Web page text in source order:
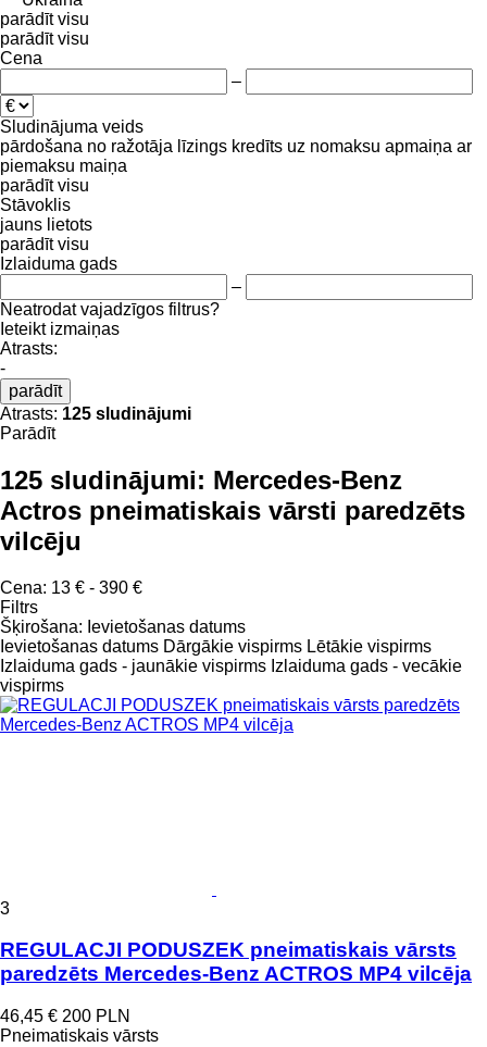
parādīt visu
parādīt visu
Cena
–
Sludinājuma veids
pārdošana no ražotāja līzings kredīts uz nomaksu apmaiņa ar
piemaksu maiņa
parādīt visu
Stāvoklis
jauns lietots
parādīt visu
Izlaiduma gads
–
Neatrodat vajadzīgos filtrus?
Ieteikt izmaiņas
Atrasts:
-
parādīt
Atrasts: 125 sludinājumi
Parādīt
125 sludinājumi: Mercedes-Benz
Actros pneimatiskais vārsti paredzēts
vilcēju
Cena: 13 € - 390 €
Filtrs
Šķirošana: Ievietošanas datums
Ievietošanas datums Dārgākie vispirms Lētākie vispirms
Izlaiduma gads - jaunākie vispirms Izlaiduma gads - vecākie
vispirms
3
REGULACJI PODUSZEK pneimatiskais vārsts
paredzēts Mercedes-Benz ACTROS MP4 vilcēja
46,45 € 200 PLN
Pneimatiskais vārsts